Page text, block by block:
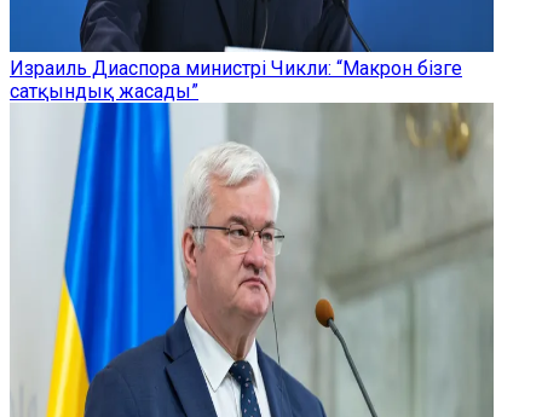
Израиль Диаспора министрі Чикли: “Макрон бізге
сатқындық жасады”